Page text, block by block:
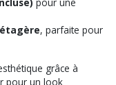
, parfaite pour
grâce à
pour un look